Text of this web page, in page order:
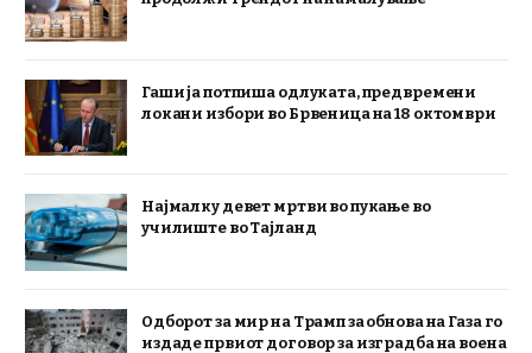
Гаши ја потпиша одлуката, предвремени
локани избори во Брвеница на 18 октомври
Најмалку девет мртви во пукање во
училиште во Тајланд
Одборот за мир на Трамп за обнова на Газа го
издаде првиот договор за изградба на воена